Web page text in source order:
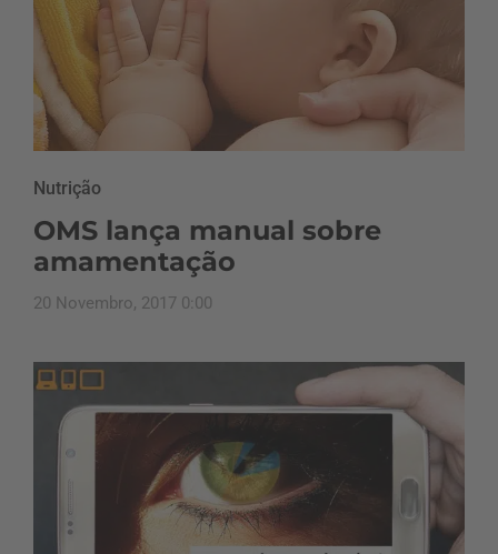
Nutrição
OMS lança manual sobre
amamentação
20 Novembro, 2017 0:00